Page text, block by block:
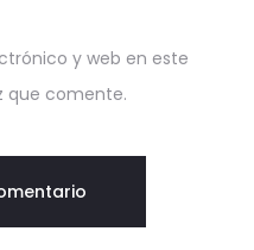
y web en este
que comente.